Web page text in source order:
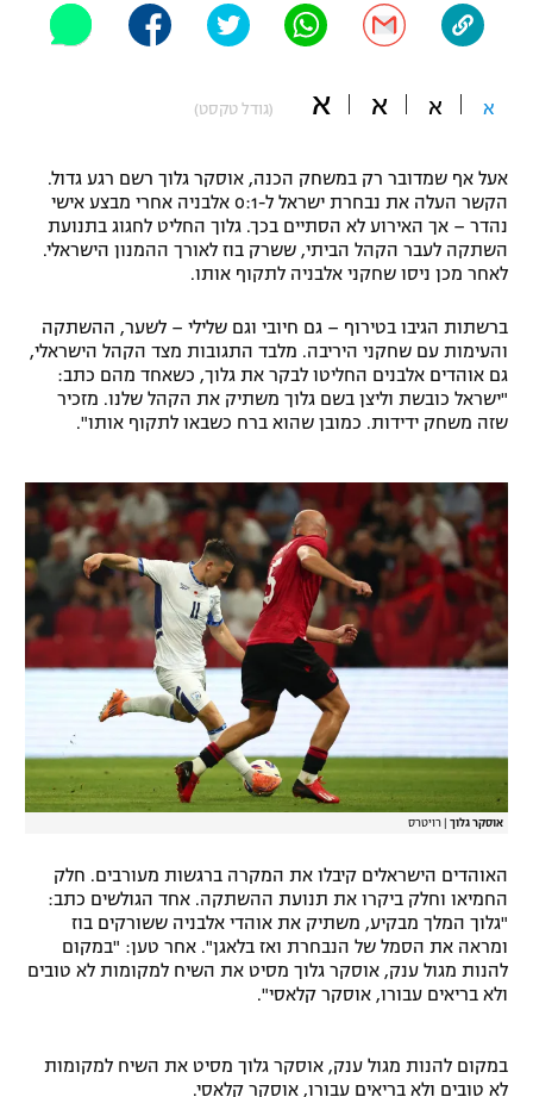
"מחצית בשכונה" – פודקאסט
משתתפים וזוכים בפרסים
תקנון משתתפים וזוכים בפרסים
תקנון עבור פעילות אלקטרה
טניס
גיימינג E-Sports
תנאי שימוש
מדיניות פרטיות
תקנון פעילות ספורט 1
רשיון להקרנה פומבית לבית עסק
הצטרפות לחבילת הערוצים
לוח דרושים – ג'ובנט
אופניים
ספורט מוטורי
פוטבול אמריקאי NFL
בייסבול MLB
ספורט אתגרי ואקסטרים
אומנויות לחימה
א א א א (גודל טקסט)
אעל אף שמדובר רק במשחק הכנה, אוסקר גלוך רשם רגע גדול.
הקשר העלה את נבחרת ישראל ל-0:1 אלבניה אחרי מבצע אישי
נהדר – אך האירוע לא הסתיים בכך. גלוך החליט לחגוג בתנועת
השתקה לעבר הקהל הביתי, ששרק בוז לאורך ההמנון הישראלי.
לאחר מכן ניסו שחקני אלבניה לתקוף אותו.
ברשתות הגיבו בטירוף – גם חיובי וגם שלילי – לשער, ההשתקה
והעימות עם שחקני היריבה. מלבד התגובות מצד הקהל הישראלי,
גם אוהדים אלבנים החליטו לבקר את גלוך, כשאחד מהם כתב:
"ישראל כובשת וליצן בשם גלוך משתיק את הקהל שלנו. מזכיר
שזה משחק ידידות. כמובן שהוא ברח כשבאו לתקוף אותו".
אוסקר גלוך רויטרס
האוהדים הישראלים קיבלו את המקרה ברגשות מעורבים. חלק
החמיאו וחלק ביקרו את תנועת ההשתקה. אחד הגולשים כתב:
"גלוך המלך מבקיע, משתיק את אוהדי אלבניה ששורקים בוז
ומראה את הסמל של הנבחרת ואז בלאגן". אחר טען: "במקום
להנות מגול ענק, אוסקר גלוך מסיט את השיח למקומות לא טובים
ולא בריאים עבורו, אוסקר קלאסי".
במקום להנות מגול ענק, אוסקר גלוך מסיט את השיח למקומות
לא טובים ולא בריאים עבורו, אוסקר קלאסי.